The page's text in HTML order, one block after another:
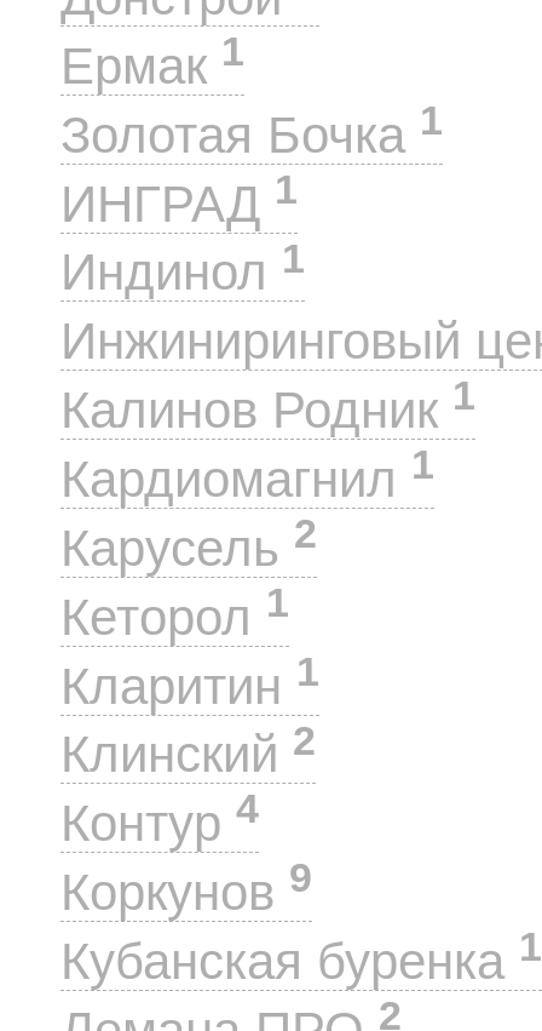
Ермак 1
Золотая Бочка 1
ИНГРАД 1
Индинол 1
Инжиниринговый
Калинов Родник 1
Кардиомагнил 1
Карусель 2
Кеторол 1
Кларитин 1
Клинский 2
Контур 4
Коркунов 9
Кубанская буренка 1
2